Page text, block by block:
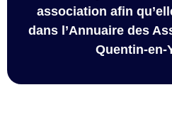
association afin
dans l’Annuaire des
Quentin-en-